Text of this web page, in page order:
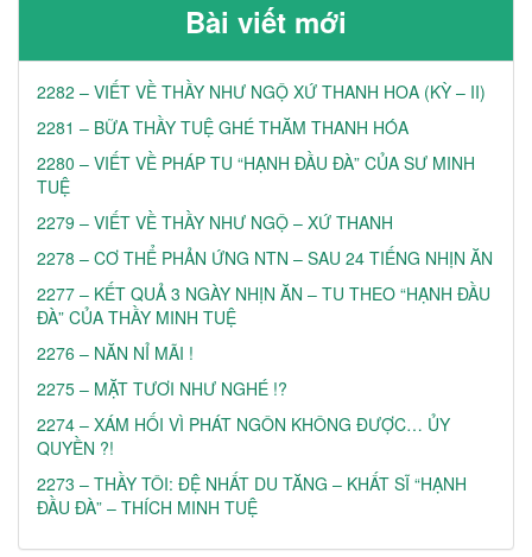
Bài viết mới
2282 – VIẾT VỀ THẦY NHƯ NGỘ XỨ THANH HOA (KỲ – II)
2281 – BỮA THẦY TUỆ GHÉ THĂM THANH HÓA
2280 – VIẾT VỀ PHÁP TU “HẠNH ĐẦU ĐÀ” CỦA SƯ MINH
TUỆ
2279 – VIẾT VỀ THẦY NHƯ NGỘ – XỨ THANH
2278 – CƠ THỂ PHẢN ỨNG NTN – SAU 24 TIẾNG NHỊN ĂN
2277 – KẾT QUẢ 3 NGÀY NHỊN ĂN – TU THEO “HẠNH ĐẦU
ĐÀ” CỦA THẦY MINH TUỆ
2276 – NĂN NỈ MÃI !
2275 – MẶT TƯƠI NHƯ NGHÉ !?
2274 – XÁM HỐI VÌ PHÁT NGÔN KHÔNG ĐƯỢC… ỦY
QUYỀN ?!
2273 – THẦY TÔI: ĐỆ NHẤT DU TĂNG – KHẤT SĨ “HẠNH
ĐẦU ĐÀ” – THÍCH MINH TUỆ